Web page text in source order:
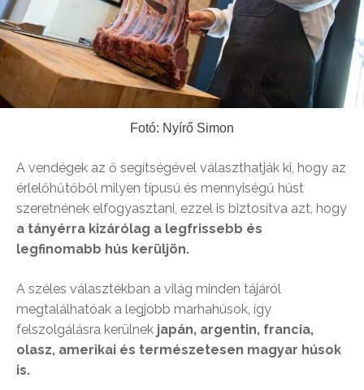
Fotó: Nyírő Simon
A vendégek az ő segítségével választhatják ki, hogy az
érlelőhűtőből milyen típusú és mennyiségű húst
szeretnének elfogyasztani, ezzel is biztosítva azt, hogy
a tányérra kizárólag a legfrissebb és
legfinomabb hús kerüljön.
A széles választékban a világ minden tájáról
megtalálhatóak a legjobb marhahúsok, így
felszolgálásra kerülnek japán, argentin, francia,
olasz, amerikai és természetesen magyar húsok
is.